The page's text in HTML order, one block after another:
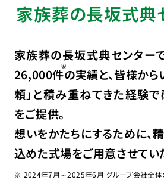
家族葬の長坂式典
家族葬の長坂式典センター
26,000件の実績と、皆様から
頼」と積み重ねてきた経験
をご提供。
想いをかたちにするために、
込めた式場をご用意させてい
※ 2024年7月～2025年6月 グループ会社全体